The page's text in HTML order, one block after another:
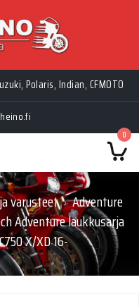
Huolto Ma-Pe 9-17
Polaris, Indian, CFMOTO
0
varusteet › Adventure
Adventure laukkusarja
X/XD 16-